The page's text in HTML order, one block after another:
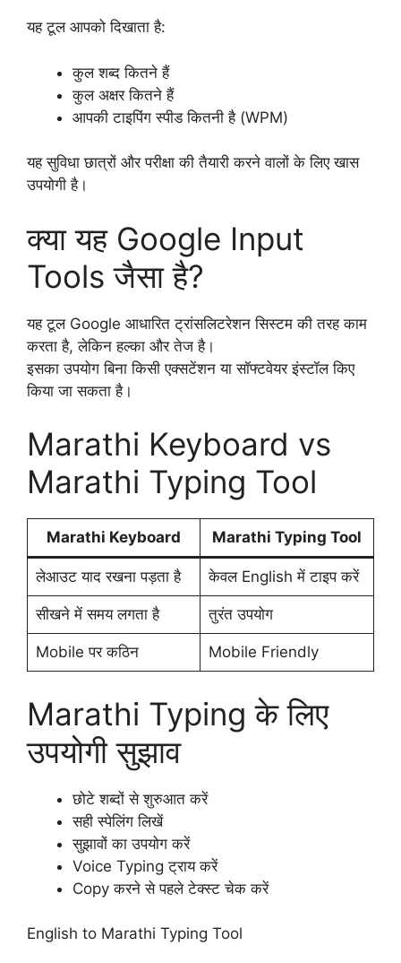
यह टूल आपको दिखाता है:
कुल शब्द कितने हैं
कुल अक्षर कितने हैं
आपकी टाइपिंग स्पीड कितनी है (WPM)
यह सुविधा छात्रों और परीक्षा की तैयारी करने वालों के लिए खास
उपयोगी है।
क्या यह Google Input
Tools जैसा है?
यह टूल Google आधारित ट्रांसलिटरेशन सिस्टम की तरह काम
करता है, लेकिन हल्का और तेज है।
इसका उपयोग बिना किसी एक्सटेंशन या सॉफ्टवेयर इंस्टॉल किए
किया जा सकता है।
Marathi Keyboard vs
Marathi Typing Tool
Marathi Keyboard Marathi Typing Tool
लेआउट याद रखना पड़ता है केवल English में टाइप करें
सीखने में समय लगता है तुरंत उपयोग
Mobile पर कठिन Mobile Friendly
Marathi Typing के लिए
उपयोगी सुझाव
छोटे शब्दों से शुरुआत करें
सही स्पेलिंग लिखें
सुझावों का उपयोग करें
Voice Typing ट्राय करें
Copy करने से पहले टेक्स्ट चेक करें
English to Marathi Typing Tool